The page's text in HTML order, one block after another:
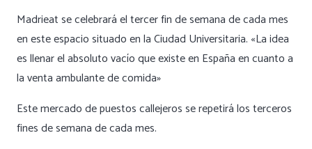
Madrieat se celebrará el tercer fin de semana de cada mes
en este espacio situado en la Ciudad Universitaria. «La idea
es llenar el absoluto vacío que existe en España en cuanto a
la venta ambulante de comida»
Este mercado de puestos callejeros se repetirá los terceros
fines de semana de cada mes.